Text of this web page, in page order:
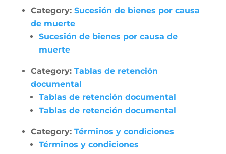
Category: Sucesión de bienes por causa
de muerte
Sucesión de bienes por causa de
muerte
Category: Tablas de retención
documental
Tablas de retención documental
Tablas de retención documental
Category: Términos y condiciones
Términos y condiciones